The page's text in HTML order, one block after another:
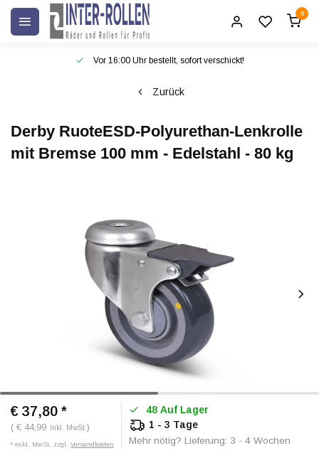
0
Vor 16:00 Uhr bestellt, sofort verschickt!
Zurück
Derby RuoteESD-Polyurethan-Lenkrolle
mit Bremse 100 mm - Edelstahl - 80 kg
€ 37,80 *
( € 44,99 Inkl. MwSt. )
* exkl. MwSt. zzgl. Versandkosten
48 Auf Lager
1 - 3 Tage
Mehr nötig? Lieferung: 3 - 4 Wochen